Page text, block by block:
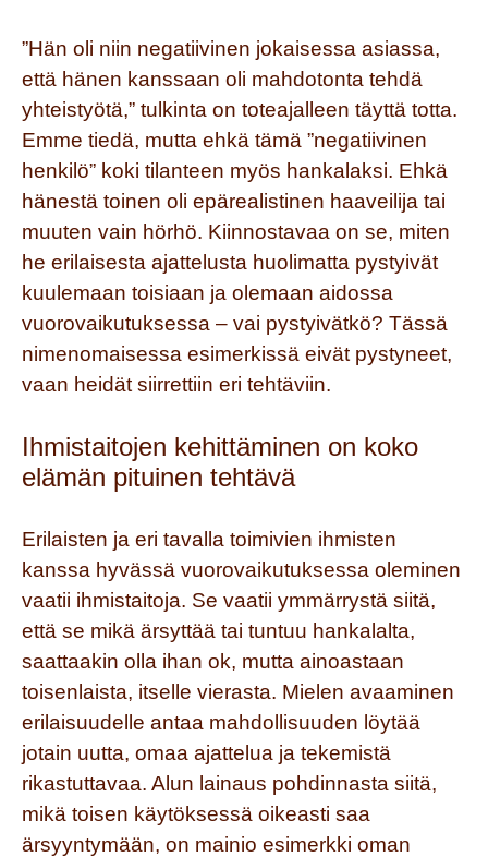
”Hän oli niin negatiivinen jokaisessa asiassa,
että hänen kanssaan oli mahdotonta tehdä
yhteistyötä,” tulkinta on toteajalleen täyttä totta.
Emme tiedä, mutta ehkä tämä ”negatiivinen
henkilö” koki tilanteen myös hankalaksi. Ehkä
hänestä toinen oli epärealistinen haaveilija tai
muuten vain hörhö. Kiinnostavaa on se, miten
he erilaisesta ajattelusta huolimatta pystyivät
kuulemaan toisiaan ja olemaan aidossa
vuorovaikutuksessa – vai pystyivätkö? Tässä
nimenomaisessa esimerkissä eivät pystyneet,
vaan heidät siirrettiin eri tehtäviin.
Ihmistaitojen kehittäminen on koko
elämän pituinen tehtävä
Erilaisten ja eri tavalla toimivien ihmisten
kanssa hyvässä vuorovaikutuksessa oleminen
vaatii ihmistaitoja. Se vaatii ymmärrystä siitä,
että se mikä ärsyttää tai tuntuu hankalalta,
saattaakin olla ihan ok, mutta ainoastaan
toisenlaista, itselle vierasta. Mielen avaaminen
erilaisuudelle antaa mahdollisuuden löytää
jotain uutta, omaa ajattelua ja tekemistä
rikastuttavaa. Alun lainaus pohdinnasta siitä,
mikä toisen käytöksessä oikeasti saa
ärsyyntymään, on mainio esimerkki oman